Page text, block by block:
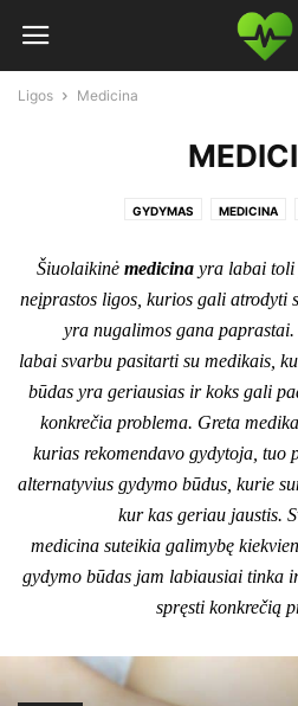
Ligos Medicina
GYDYMAS MEDICINA
Šiuolaikinė medicina yra labai toli
neįprastos ligos, kurios gali atrodyti
yra nugalimos gana
labai svarbu pasitarti su medikais,
būdas yra geriausias ir koks gali
konkrečia problema. Greta
kurias rekomendavo gydytoja, tuo
alternatyvius gydymo būdus, kurie
kur kas geriau jaustis.
medicina suteikia galimybę
gydymo būdas jam labiausiai tinka
spręsti konkrečią